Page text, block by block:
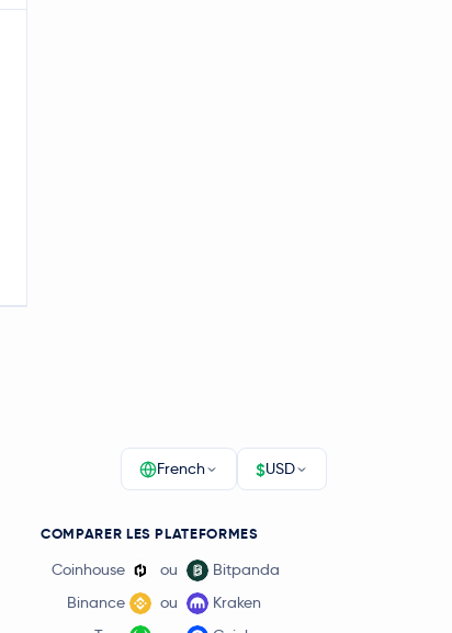
French $USD
COMPARER LES PLATEFORMES
Coinhouse ou
Bitpanda
Binance
ou
Kraken